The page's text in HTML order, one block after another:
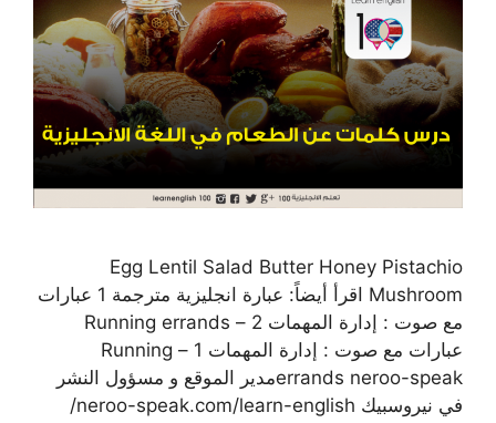
Egg Lentil Salad Butter Honey Pistachio
Mushroom اقرأ أيضاً: عبارة انجليزية مترجمة 1 عبارات
مع صوت : إدارة المهمات 2 – Running errands
عبارات مع صوت : إدارة المهمات 1 – Running
errands neroo-speakمدير الموقع و مسؤول النشر
في نيروسبيك neroo-speak.com/learn-english/